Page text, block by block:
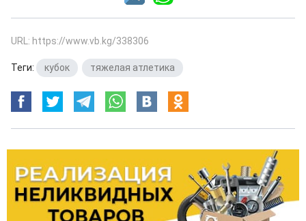
URL: https://www.vb.kg/338306
Теги: кубок тяжелая атлетика